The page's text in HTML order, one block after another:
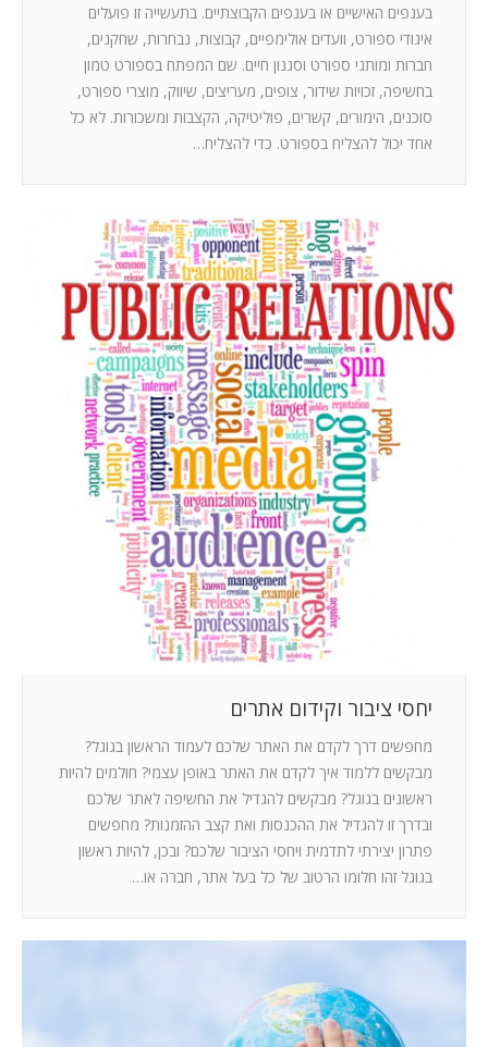
בענפים האישיים או בענפים הקבוצתיים. בתעשייה זו פועלים
איגודי ספורט, וועדים אולימפיים, קבוצות, נבחרות, שחקנים,
חברות ומותגי ספורט וסגנון חיים. שם המפתח בספורט טמון
בחשיפה, זכויות שידור, צופים, מעריצים, שיווק, מוצרי ספורט,
סוכנים, הימורים, קשרים, פוליטיקה, הקצבות ומשכורות. לא כל
אחד יכול להצליח בספורט. כדי להצליח…
יחסי ציבור וקידום אתרים
מחפשים דרך לקדם את האתר שלכם לעמוד הראשון בגוגל?
מבקשים ללמוד איך לקדם את האתר באופן עצמי? חולמים להיות
ראשונים בגוגל? מבקשים להגדיל את החשיפה לאתר שלכם
ובדרך זו להגדיל את ההכנסות ואת קצב ההזמנות? מחפשים
פתרון יצירתי לתדמית ויחסי הציבור שלכם? ובכן, להיות ראשון
בגוגל זהו חלומו הרטוב של כל בעל אתר, חברה או…